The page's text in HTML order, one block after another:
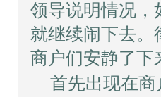
领导说明情况，
就继续闹下去。
商户们安静了下
首先出现在